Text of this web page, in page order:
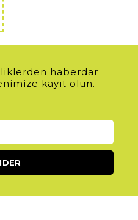
haberdar
kayıt olun.